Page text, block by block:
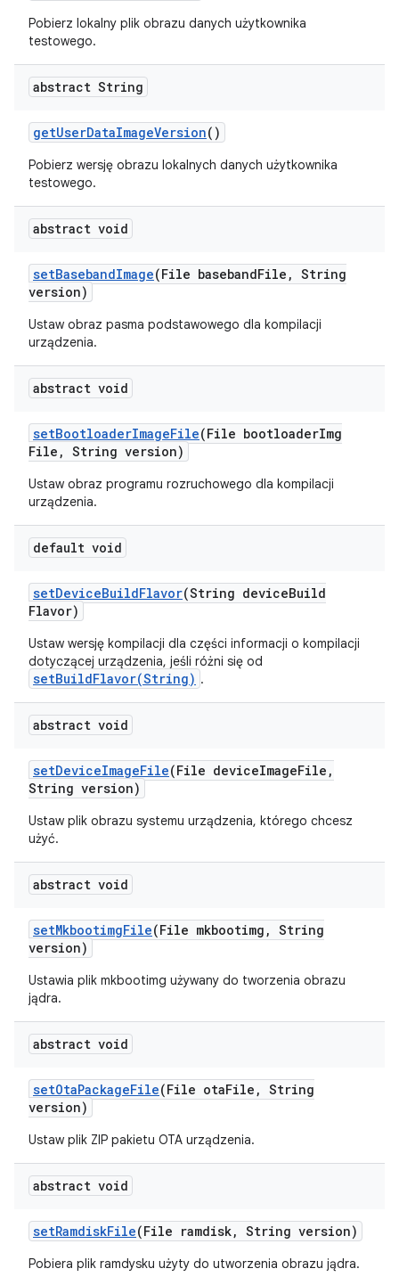
Pobierz lokalny plik obrazu danych użytkownika
testowego.
abstract String
getUserDataImageVersion()
Pobierz wersję obrazu lokalnych danych użytkownika
testowego.
abstract void
setBasebandImage(File basebandFile , String
version)
Ustaw obraz pasma podstawowego dla kompilacji
urządzenia.
abstract void
setBootloaderImageFile(File bootloaderImg
File , String version)
Ustaw obraz programu rozruchowego dla kompilacji
urządzenia.
default void
setDeviceBuildFlavor(String deviceBuild
Flavor)
Ustaw wersję kompilacji dla części informacji o kompilacji
dotyczącej urządzenia, jeśli różni się od
setBuildFlavor(String) .
abstract void
setDeviceImageFile(File deviceImageFile ,
String version)
Ustaw plik obrazu systemu urządzenia, którego chcesz
użyć.
abstract void
setMkbootimgFile(File mkbootimg , String
version)
Ustawia plik mkbootimg używany do tworzenia obrazu
jądra.
abstract void
setOtaPackageFile(File otaFile , String
version)
Ustaw plik ZIP pakietu OTA urządzenia.
abstract void
setRamdiskFile(File ramdisk, String version)
Pobiera plik ramdysku użyty do utworzenia obrazu jądra.